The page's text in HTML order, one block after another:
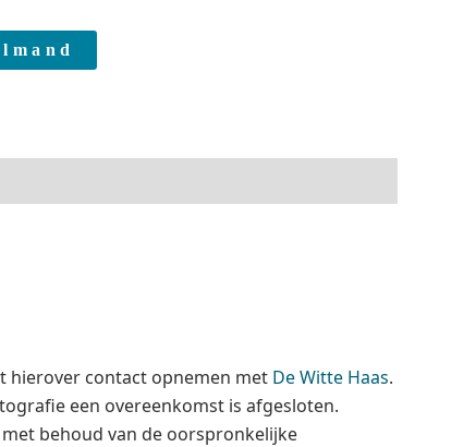
hierover contact opnemen met De Witte Haas.
een overeenkomst is afgesloten.
behoud van de oorspronkelijke